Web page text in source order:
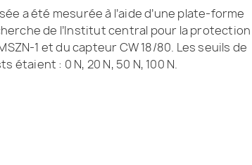
a été mesurée à l’aide d’une plate-forme
de l’Institut central pour la protection
1 et du capteur CW 18/80. Les seuils de
: 0 N, 20 N, 50 N, 100 N.